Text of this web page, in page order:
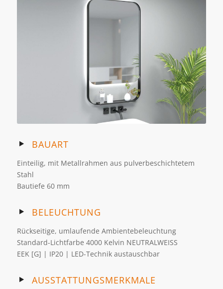
BAUART
Einteilig, mit Metallrahmen aus pulverbeschichtetem
Stahl
Bautiefe 60 mm
BELEUCHTUNG
Rückseitige, umlaufende Ambientebeleuchtung
Standard-Lichtfarbe 4000 Kelvin NEUTRALWEISS
EEK [G] | IP20 | LED-Technik austauschbar
AUSSTATTUNGSMERKMALE